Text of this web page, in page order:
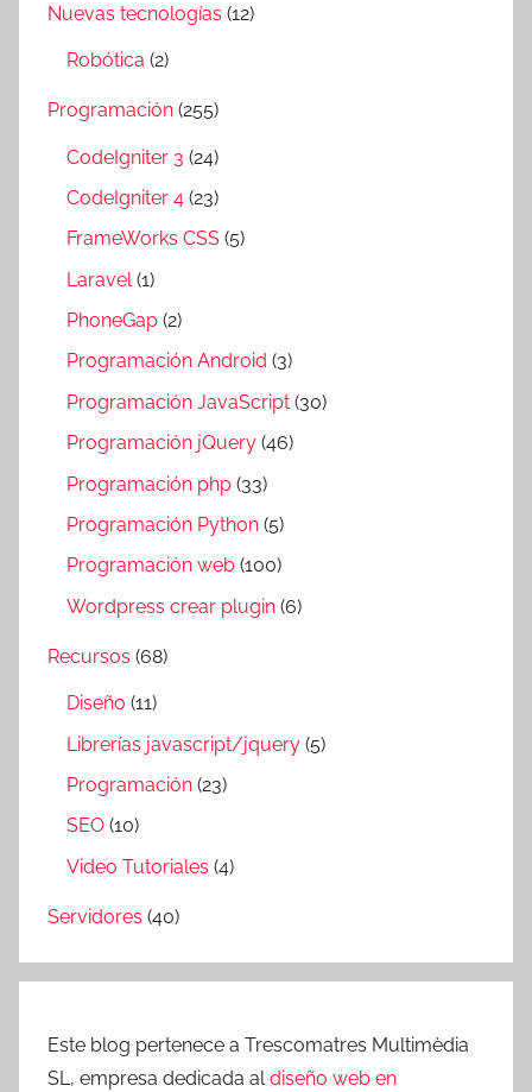
Nuevas tecnologías (12)
Robótica (2)
Programación (255)
CodeIgniter 3 (24)
CodeIgniter 4 (23)
FrameWorks CSS (5)
Laravel (1)
PhoneGap (2)
Programación Android (3)
Programación JavaScript (30)
Programación jQuery (46)
Programación php (33)
Programación Python (5)
Programación web (100)
Wordpress crear plugin (6)
Recursos (68)
Diseño (11)
Librerías javascript/jquery (5)
Programación (23)
SEO (10)
Video Tutoriales (4)
Servidores (40)
Este blog pertenece a Trescomatres Multimèdia
SL, empresa dedicada aldiseño web en